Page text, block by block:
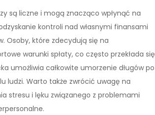
są liczne i mogą znacząco wpłynąć na
kontroli nad własnymi finansami
Osoby, które zdecydują się na
warunki spłaty, co często przekłada się
umożliwia całkowite umorzenie długów po
ludzi. Warto także zwrócić uwagę na
stresu i lęku związanego z problemami